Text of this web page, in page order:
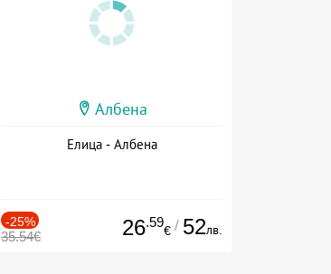
Албена
Елица - Албена
-25%
35.54€ 26.59
€ / 52лв.